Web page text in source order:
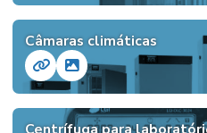
Câmaras climáticas